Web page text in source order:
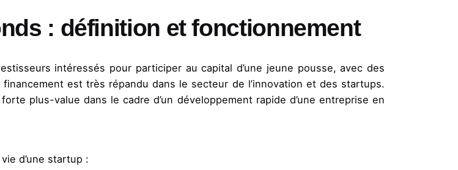
: définition et fonctionnement
intéressés pour participer au capital d’une jeune pousse, avec des
est très répandu dans le secteur de l’innovation et des startups.
plus-value dans le cadre d’un développement rapide d’une entreprise en
d’une startup :